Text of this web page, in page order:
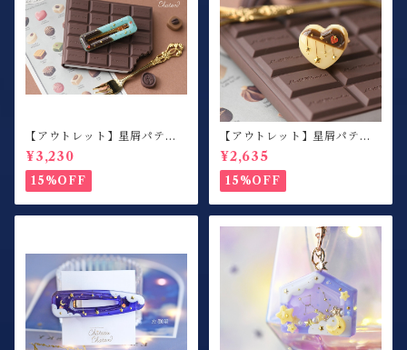
【アウトレット】星屑パティ
スリー / ヘアクリップ / チョ
コミント / 右側用
¥3,230
15%OFF
【アウトレット】星屑パティ
スリー / 指輪 / カスタードプ
リン×ハート
¥2,635
15%OFF